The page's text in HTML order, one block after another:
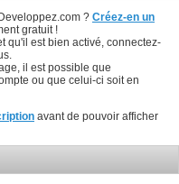
? Créez-en un
gratuit !
qu'il est bien activé, connectez-
il est possible que
ou que celui-ci soit en
avant de pouvoir afficher